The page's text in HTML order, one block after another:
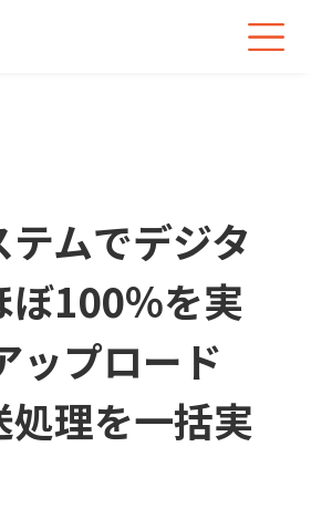
ムでデジタ
ぼ100％を実
ップロード
理を一括実